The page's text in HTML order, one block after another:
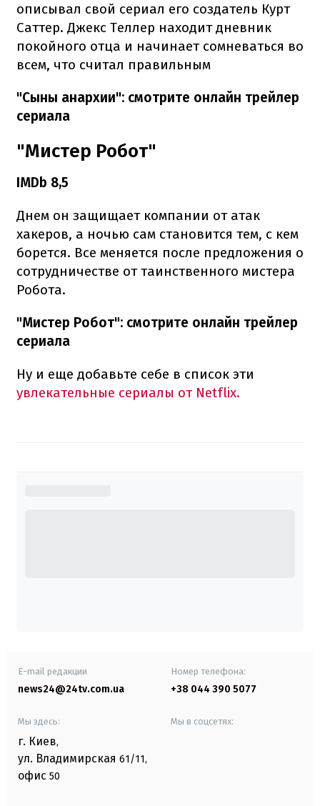
описывал свой сериал его создатель Курт
Саттер. Джекс Теллер находит дневник
покойного отца и начинает сомневаться во
всем, что считал правильным
"Сыны анархии": смотрите онлайн трейлер
сериала
"Мистер Робот"
IMDb 8,5
Днем он защищает компании от атак
хакеров, а ночью сам становится тем, с кем
борется. Все меняется после предложения о
сотрудничестве от таинственного мистера
Робота.
"Мистер Робот": смотрите онлайн трейлер
сериала
Ну и еще добавьте себе в список эти
увлекательные сериалы от Netflix.
E-mail редакции
news24@24tv.com.ua
Номер телефона:
+38 044 390 5077
Мы здесь:
г. Киев,
ул. Владимирская 61/11,
офис 50
Мы в соцсетях: